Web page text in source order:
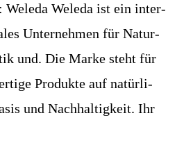
Weleda Wele­da ist ein inter­
Unter­neh­men für Natur­
und. Die Mar­ke steht für
Pro­duk­te auf natür­li­
und Nach­hal­tig­keit. Ihr